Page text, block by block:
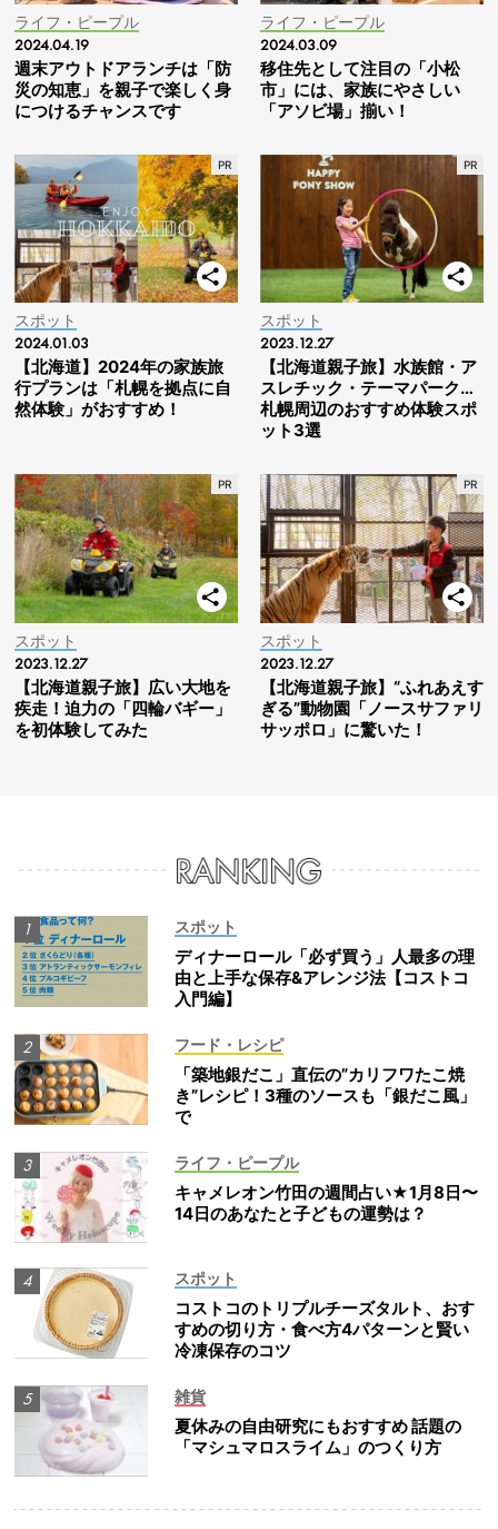
ライフ・ピープル
2024.04.19
週末アウトドアランチは「防
災の知恵」を親子で楽しく身
につけるチャンスです
ライフ・ピープル
2024.03.09
移住先として注目の「小松
市」には、家族にやさしい
「アソビ場」揃い！
スポット
2024.01.03
【北海道】2024年の家族旅
行プランは「札幌を拠点に自
然体験」がおすすめ！
スポット
2023.12.27
【北海道親子旅】水族館・ア
スレチック・テーマパーク…
札幌周辺のおすすめ体験スポ
ット3選
スポット
2023.12.27
【北海道親子旅】広い大地を
疾走！迫力の「四輪バギー」
を初体験してみた
スポット
2023.12.27
【北海道親子旅】“ふれあえす
ぎる”動物園「ノースサファリ
サッポロ」に驚いた！
スポット
ディナーロール「必ず買う」人最多の理
由と上手な保存&アレンジ法【コストコ
入門編】
フード・レシピ
「築地銀だこ」直伝の”カリフワたこ焼
き”レシピ！3種のソースも「銀だこ風」
で
ライフ・ピープル
キャメレオン竹田の週間占い★1月8日〜
14日のあなたと子どもの運勢は？
スポット
コストコのトリプルチーズタルト、おす
すめの切り方・食べ方4パターンと賢い
冷凍保存のコツ
雑貨
夏休みの自由研究にもおすすめ 話題の
「マシュマロスライム」のつくり方